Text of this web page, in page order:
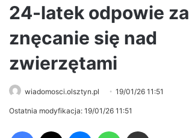
24-latek odpowie za
znęcanie się nad
zwierzętami
wiadomosci.olsztyn.pl 19/01/26 11:51
Ostatnia modyfikacja: 19/01/26 11:51